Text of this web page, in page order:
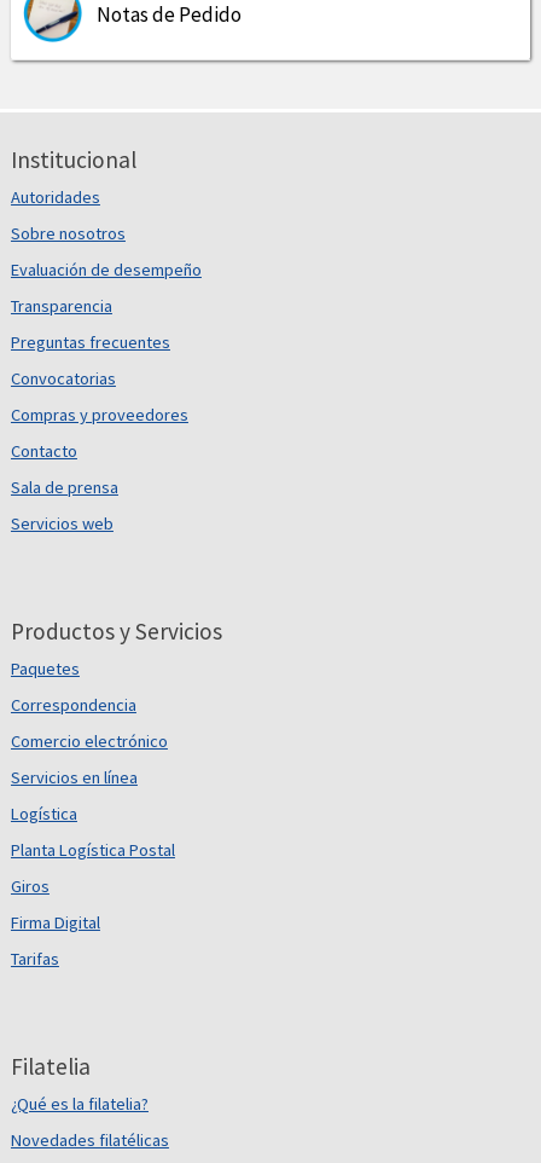
Notas de Pedido
Institucional
Autoridades
Sobre nosotros
Evaluación de desempeño
Transparencia
Preguntas frecuentes
Convocatorias
Compras y proveedores
Contacto
Sala de prensa
Servicios web
Productos y Servicios
Paquetes
Correspondencia
Comercio electrónico
Servicios en línea
Logística
Planta Logística Postal
Giros
Firma Digital
Tarifas
Filatelia
¿Qué es la filatelia?
Novedades filatélicas